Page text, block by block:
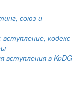
союз и
кодекс
вступления в KoDG